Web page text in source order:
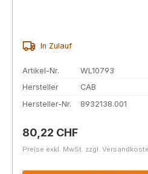
In Zulauf
Artikel-Nr.
WL10793
Hersteller
CAB
Hersteller-Nr.
8932138.001
Regulärer Preis:
80,22 CHF
Preise exkl. MwSt. zzgl.